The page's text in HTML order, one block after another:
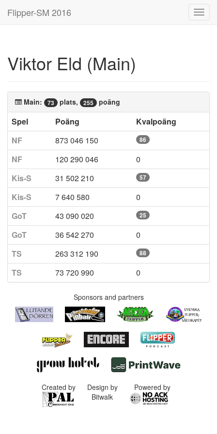
Flipper-SM 2016
Viktor Eld (Main)
Main: 73 plats, 255 poäng
Spel Poäng
Kvalpoäng
NF
873 046 150 86
NF 120 290 046
0
Kis-S
31 502 210 57
Kis-S 7 640 580
0
GoT
43 090 020 25
GoT 36 542 270
0
TS
263 312 190 88
TS 73 720 990 0
Sponsors and partners
Created by
Design by
Bitwalk
Powered by